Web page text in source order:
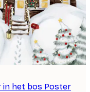
in het bos Poster